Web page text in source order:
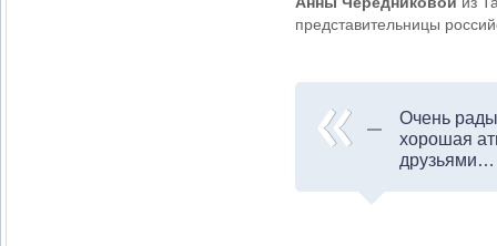
представительницы
Очень
хорошая
друзьями…